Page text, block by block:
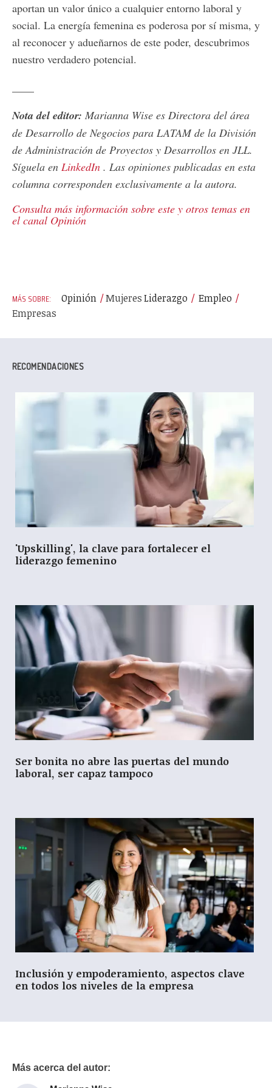
aportan un valor único a cualquier entorno laboral y
social. La energía femenina es poderosa por sí misma, y
al reconocer y adueñarnos de este poder, descubrimos
nuestro verdadero potencial.
Nota del editor: Marianna Wise es Directora del área
de Desarrollo de Negocios para LATAM de la División
de Administración de Proyectos y Desarrollos en JLL.
Síguela en LinkedIn . Las opiniones publicadas en esta
columna corresponden exclusivamente a la autora.
Consulta más información sobre este y otros temas en
el canal Opinión
Opinión MujeresLiderazgo
Empleo
Empresas
RECOMENDACIONES
'Upskilling', la clave para fortalecer el
liderazgo femenino
Ser bonita no abre las puertas del mundo
laboral, ser capaz tampoco
Inclusión y empoderamiento, aspectos clave
en todos los niveles de la empresa
Más acerca del autor: